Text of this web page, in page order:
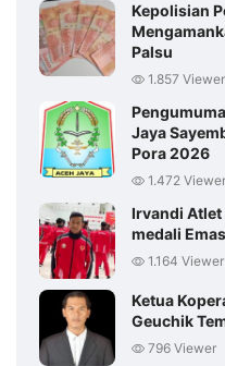
Kepolisian
Palsu
1.857 Viewer
Jaya
Pora 2026
1.472 Viewer
Irvandi Atlet
medali
1.164 Viewer
Ketua
Geuchik
796 Viewer